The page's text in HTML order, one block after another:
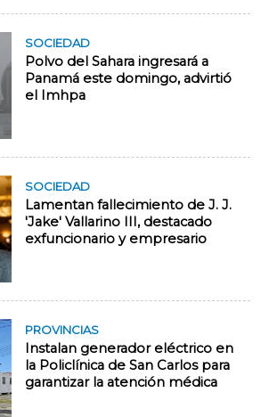
SOCIEDAD
Polvo del Sahara ingresará a
Panamá este domingo, advirtió
el Imhpa
SOCIEDAD
Lamentan fallecimiento de J. J.
'Jake' Vallarino III, destacado
exfuncionario y empresario
PROVINCIAS
Instalan generador eléctrico en
la Policlínica de San Carlos para
garantizar la atención médica